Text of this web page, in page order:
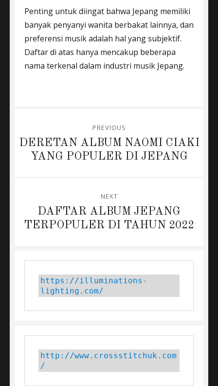
Penting untuk diingat bahwa Jepang memiliki
banyak penyanyi wanita berbakat lainnya, dan
preferensi musik adalah hal yang subjektif.
Daftar di atas hanya mencakup beberapa
nama terkenal dalam industri musik Jepang.
navigation
PREVIOUS
Previous
DERETAN ALBUM NAOMI CIAKI
YANG POPULER DI JEPANG
NEXT
post:
DAFTAR ALBUM JEPANG
TERPOPULER DI TAHUN 2022
https://illuminations-
lighting.com/
http://www.crossstitchuk.com
/